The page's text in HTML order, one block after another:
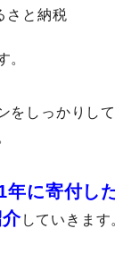
と納税
。
をしっかりし
年に寄付し
していきます